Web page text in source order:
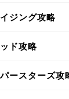
ジング攻略
ド攻略
ースターズ攻